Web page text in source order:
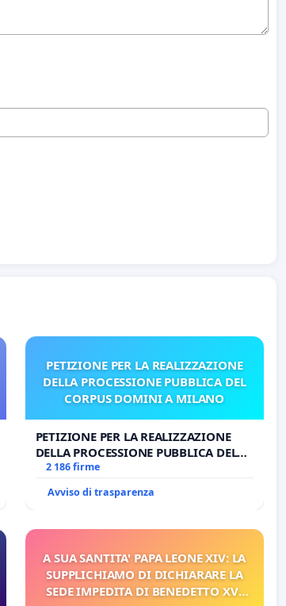
PETIZIONE PER LA REALIZZAZIONE
DELLA PROCESSIONE PUBBLICA DEL
CORPUS DOMINI A MILANO
PETIZIONE PER LA REALIZZAZIONE
DELLA PROCESSIONE PUBBLICA DEL
CORPUS DOMINI A MILANO
2 186 firme
Avviso di trasparenza
A SUA SANTITA' PAPA LEONE XIV: LA
SUPPLICHIAMO DI DICHIARARE LA
SEDE IMPEDITA DI BENEDETTO XVI